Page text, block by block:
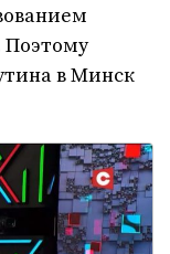
Поэтому
в Минск